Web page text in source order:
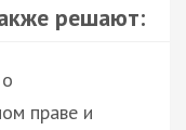
решают:
праве и